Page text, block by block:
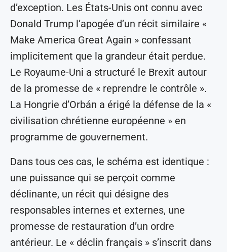
d’exception. Les États-Unis ont connu avec
Donald Trump l’apogée d’un récit similaire «
Make America Great Again » confessant
implicitement que la grandeur était perdue.
Le Royaume-Uni a structuré le Brexit autour
de la promesse de « reprendre le contrôle ».
La Hongrie d’Orbán a érigé la défense de la «
civilisation chrétienne européenne » en
programme de gouvernement.
Dans tous ces cas, le schéma est identique :
une puissance qui se perçoit comme
déclinante, un récit qui désigne des
responsables internes et externes, une
promesse de restauration d’un ordre
antérieur. Le « déclin français » s’inscrit dans